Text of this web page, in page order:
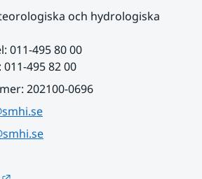
och hydrologiska
011-495 80 00
495 82 00
202100-0696